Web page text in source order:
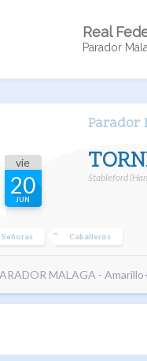
Real
Parador
Parador
vie
20
JUN
Stableford
Señoras Caballeros
MALAGA -